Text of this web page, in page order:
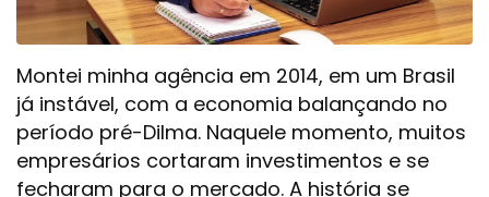
Montei minha agência em 2014, em um Brasil
já instável, com a economia balançando no
período pré-Dilma. Naquele momento, muitos
empresários cortaram investimentos e se
fecharam para o mercado. A história se